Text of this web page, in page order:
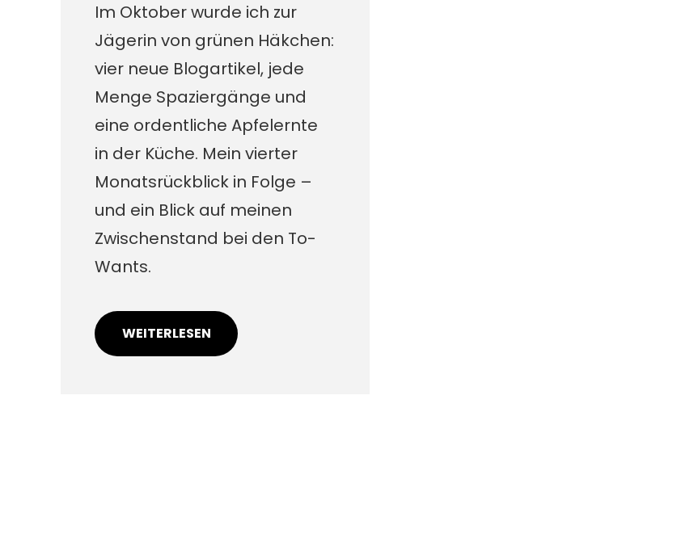
Im Oktober wurde ich zur
Jägerin von grünen Häkchen:
vier neue Blogartikel, jede
Menge Spaziergänge und
eine ordentliche Apfelernte
in der Küche. Mein vierter
Monatsrückblick in Folge –
und ein Blick auf meinen
Zwischenstand bei den To-
Wants.
WEITERLESEN